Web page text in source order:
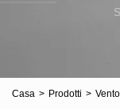
Casa > Prodotti >